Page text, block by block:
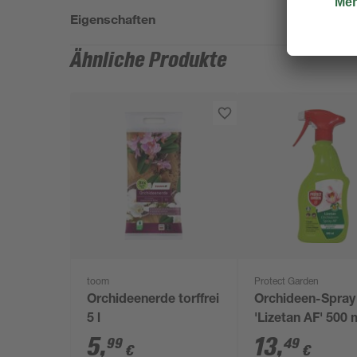
Eigenschaften
Ähnliche Produkte
toom
Orchideenerde torffrei
5 l
5,99 €
Protect Garden
Orchideen-Spray
'Lizetan AF' 500
13,49 €